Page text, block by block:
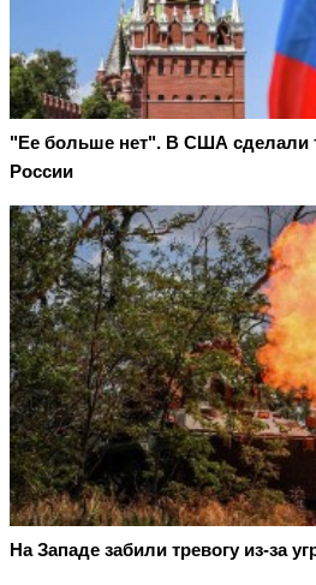
"Ее больше нет". В США сделали
России
На Западе забили тревогу из-за